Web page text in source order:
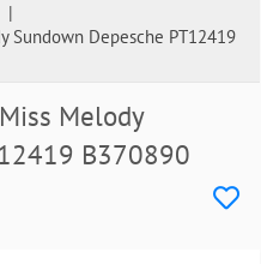
|
Sundown Depesche PT12419
Melody
B370890